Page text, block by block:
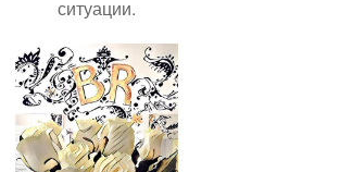
ситуации.